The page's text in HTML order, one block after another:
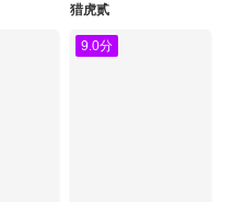
猎虎贰
9.0分